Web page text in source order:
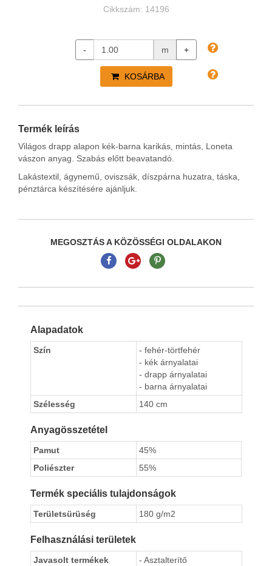
Cikkszám: 14196
- m +
KOSÁRBA
Termék leírás
Világos drapp alapon kék-barna karikás, mintás, Loneta
vászon anyag. Szabás előtt beavatandó.
Lakástextil, ágynemű, oviszsák, díszpárna huzatra, táska,
pénztárca készítésére ajánljuk.
MEGOSZTÁS A KÖZÖSSÉGI OLDALAKON
Alapadatok
Szín
- fehér-törtfehér
- kék árnyalatai
- drapp árnyalatai
- barna árnyalatai
Szélesség
140 cm
Anyagösszetétel
Pamut
45%
Poliészter
55%
Termék speciális tulajdonságok
Területsürüség 180 g/m2
Felhasználási területek
Javasolt termékek
- Asztalterítő